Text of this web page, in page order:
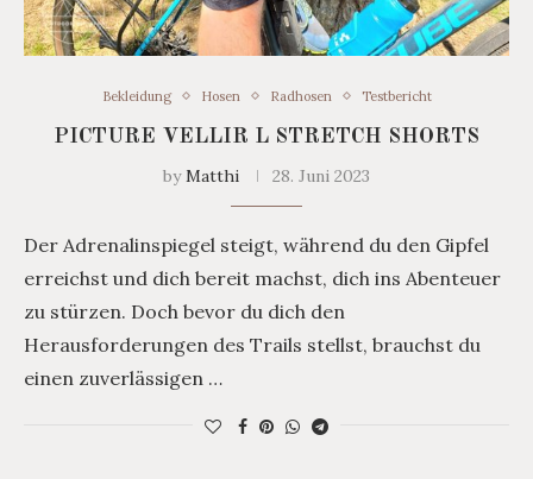
Bekleidung Hosen Radhosen Testbericht
PICTURE VELLIR L STRETCH SHORTS
by Matthi 28. Juni 2023
Der Adrenalinspiegel steigt, während du den Gipfel
erreichst und dich bereit machst, dich ins Abenteuer
zu stürzen. Doch bevor du dich den
Herausforderungen des Trails stellst, brauchst du
einen zuverlässigen …